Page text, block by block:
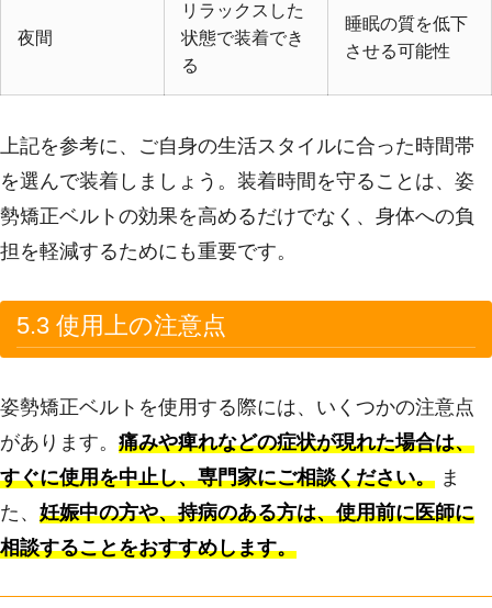
夜間
リラックスした
状態で装着でき
る
睡眠の質を低下
させる可能性
上記を参考に、ご自身の生活スタイルに合った時間帯
を選んで装着しましょう。装着時間を守ることは、姿
勢矯正ベルトの効果を高めるだけでなく、身体への負
担を軽減するためにも重要です。
5.3 使用上の注意点
姿勢矯正ベルトを使用する際には、いくつかの注意点
があります。 痛みや痺れなどの症状が現れた場合は、
すぐに使用を中止し、専門家にご相談ください。 ま
た、 妊娠中の方や、持病のある方は、使用前に医師に
相談することをおすすめします。